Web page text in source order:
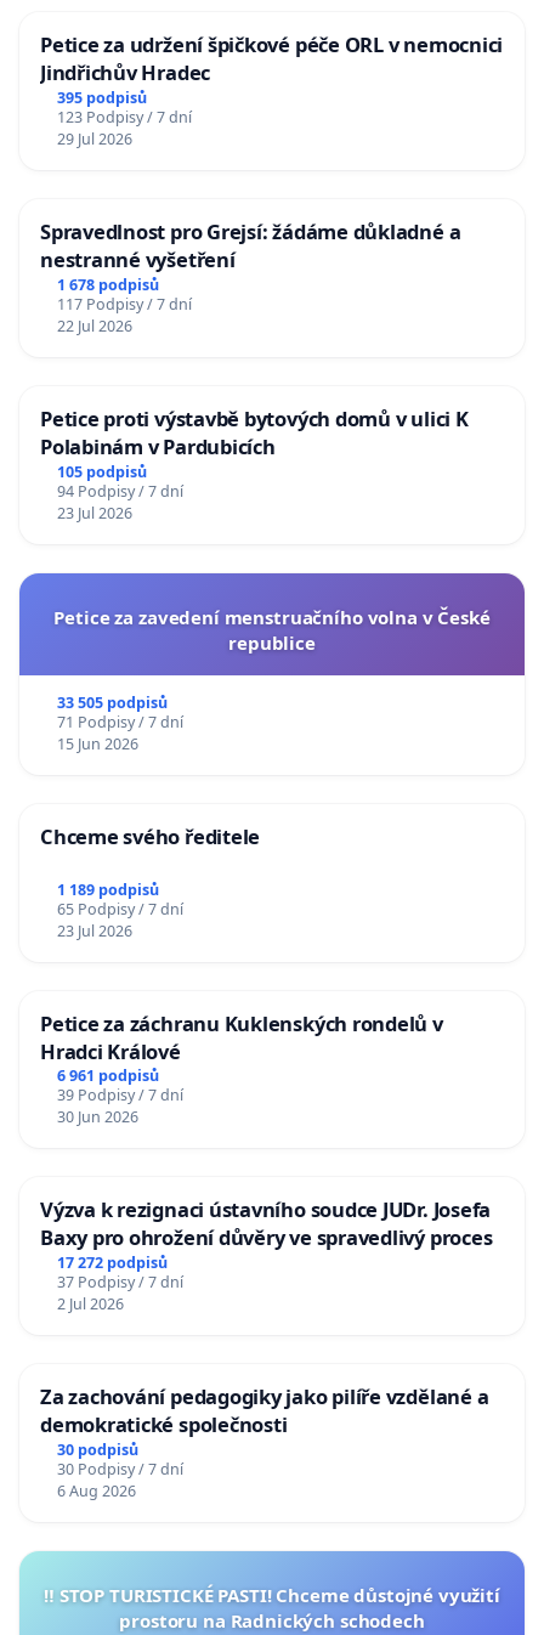
Petice za udržení špičkové péče ORL v nemocnici
Jindřichův Hradec
395 podpisů
123 Podpisy / 7 dní
29 Jul 2026
Spravedlnost pro Grejsí: žádáme důkladné a
nestranné vyšetření
1 678 podpisů
117 Podpisy / 7 dní
22 Jul 2026
Petice proti výstavbě bytových domů v ulici K
Polabinám v Pardubicích
105 podpisů
94 Podpisy / 7 dní
23 Jul 2026
Petice za zavedení menstruačního volna v České
republice
33 505 podpisů
71 Podpisy / 7 dní
15 Jun 2026
Chceme svého ředitele
1 189 podpisů
65 Podpisy / 7 dní
23 Jul 2026
Petice za záchranu Kuklenských rondelů v
Hradci Králové
6 961 podpisů
39 Podpisy / 7 dní
30 Jun 2026
Výzva k rezignaci ústavního soudce JUDr. Josefa
Baxy pro ohrožení důvěry ve spravedlivý proces
17 272 podpisů
37 Podpisy / 7 dní
2 Jul 2026
Za zachování pedagogiky jako pilíře vzdělané a
demokratické společnosti
30 podpisů
30 Podpisy / 7 dní
6 Aug 2026
‼️ STOP TURISTICKÉ PASTI! Chceme důstojné využití
prostoru na Radnických schodech